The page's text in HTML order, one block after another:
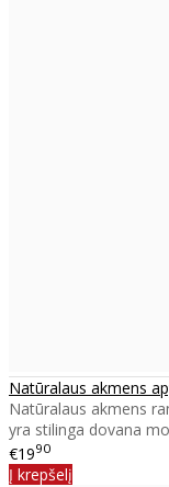
Natūralaus akmens
Natūralaus akmens
yra stilinga dovana
€1990
Į krepšelį